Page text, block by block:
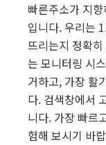
빠른주소가 지
입니다. 우리는
뜨리는지 정확
는 모니터링 시
거하고, 가장 활
다. 검색창에서
니다. 가장 빠르
험해 보시기 바